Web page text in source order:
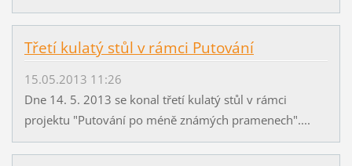
Třetí kulatý stůl v rámci Putování
15.05.2013 11:26
Dne 14. 5. 2013 se konal třetí kulatý stůl v rámci
projektu "Putování po méně známých pramenech"....